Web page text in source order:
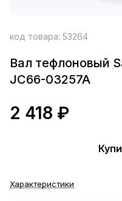
код товара: 53264
Вал тефлоновый
JC66-03257A
2 418 ₽
Характеристики